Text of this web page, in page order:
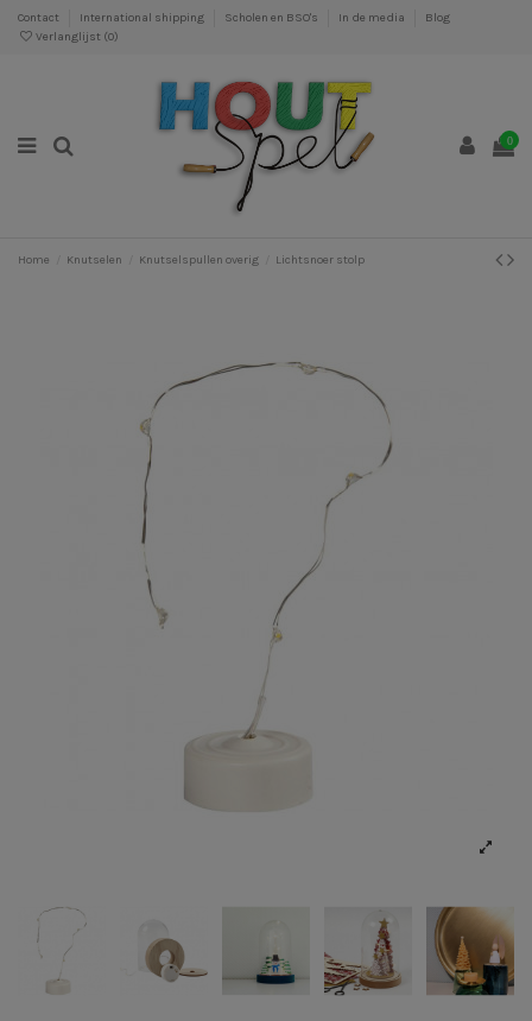
Contact International shipping Scholen en BSO's In de media
Blog
Verlanglijst (0)
0
Home Knutselen Knutselspullen overig Lichtsnoer stolp